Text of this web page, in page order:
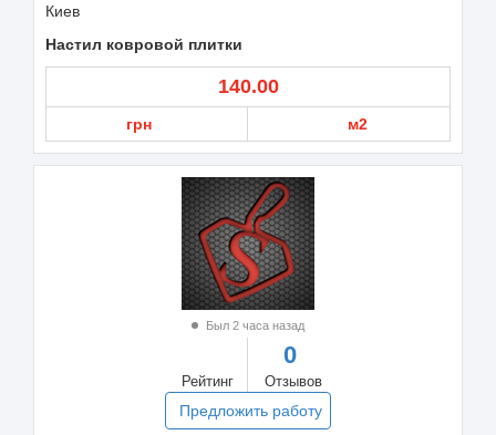
Киев
Настил ковровой плитки
140.00
грн м2
Был 2 часа назад
Рейтинг
0
Отзывов
Предложить работу